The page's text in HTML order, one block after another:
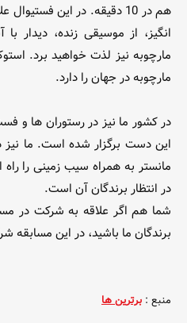
هم در 10 دقیقه. در این
انگیز، از موسیقی زنده، دیدار
مارچوبه نیز لذت خواهید برد.
مارچوبه در جهان را دارد.
در کشور ما نیز در رستوران ها و
این دست برگزار شده است. ما
مانستر به همراه سیب زمینی را راه
در انتظار برندگان آن است.
شما هم اگر علاقه به شرکت در
برندگان ما باشید، در این مسابقه
منبع : برترین ها